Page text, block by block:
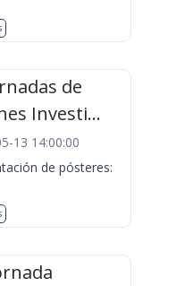
de
Investi...
13 14:00:00
de pósteres: